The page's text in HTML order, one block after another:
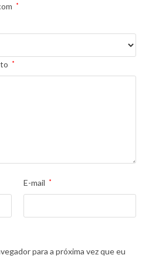
*
*
E-mail *
para a próxima vez que eu